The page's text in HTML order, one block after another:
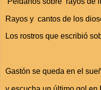
Rayos y cantos de los
Los rostros que escribió
Gastón se queda en el